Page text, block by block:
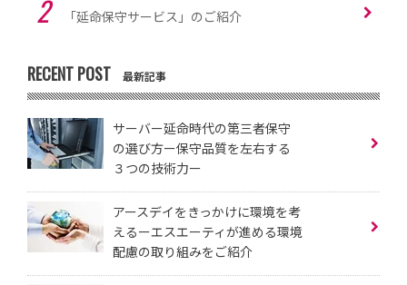
「延命保守サービス」のご紹介
RECENT POST 最新記事
サーバー延命時代の第三者保守
の選び方ー保守品質を左右する
３つの技術力ー
アースデイをきっかけに環境を考
えるーエスエーティが進める環境
配慮の取り組みをご紹介